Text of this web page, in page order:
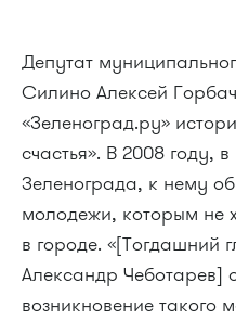
Депутат
Силино Алексей
«Зеленоград.ру»
счастья». В 2008 году,
Зеленограда, к нему
молодежи, которым не
в городе. «[Тогдашний
Александр Чеботарев]
возникновение такого